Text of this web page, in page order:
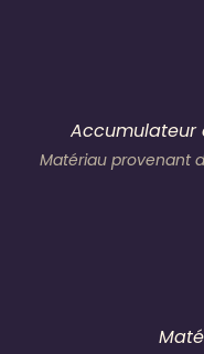
Accumulateur
Matériau provenant